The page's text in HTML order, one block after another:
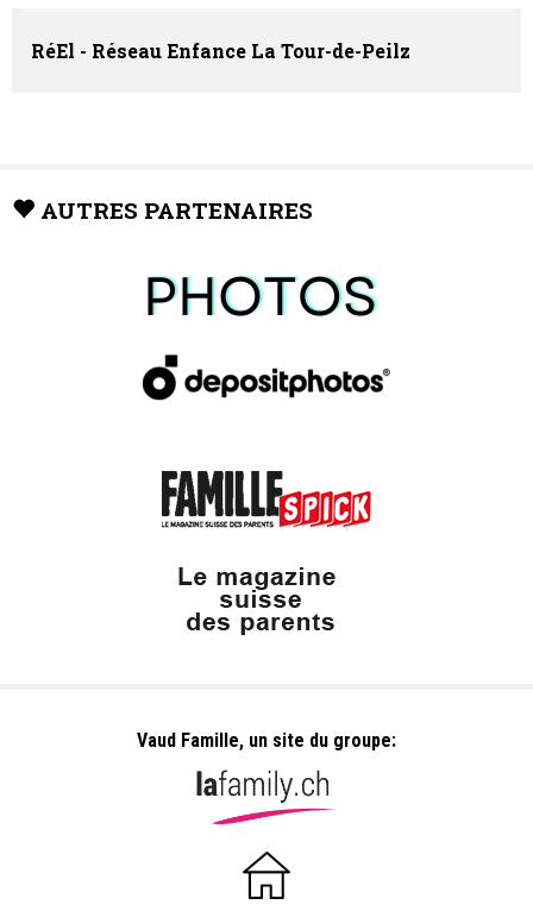
RéEl - Réseau Enfance La Tour-de-Peilz
AUTRES PARTENAIRES
Vaud Famille, un site du groupe: